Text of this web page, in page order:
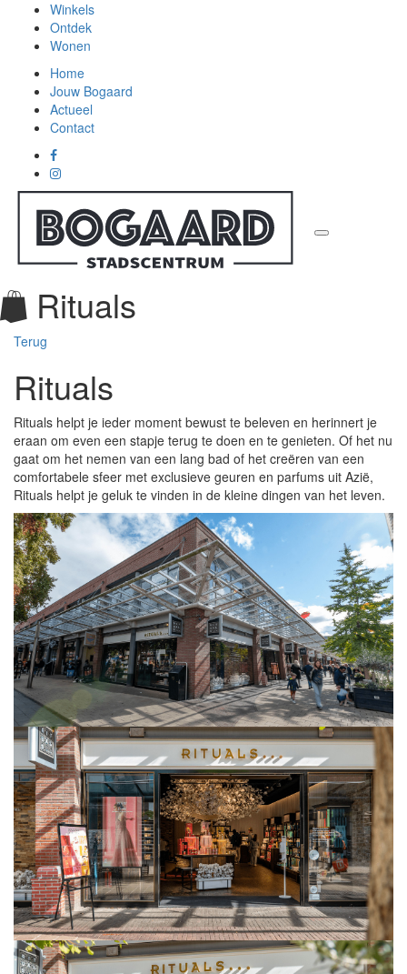
Winkels
Ontdek
Wonen
Home
Jouw Bogaard
Actueel
Contact
Rituals
Terug
Rituals
Rituals helpt je ieder moment bewust te beleven en herinnert je
eraan om even een stapje terug te doen en te genieten. Of het nu
gaat om het nemen van een lang bad of het creëren van een
comfortabele sfeer met exclusieve geuren en parfums uit Azië,
Rituals helpt je geluk te vinden in de kleine dingen van het leven.